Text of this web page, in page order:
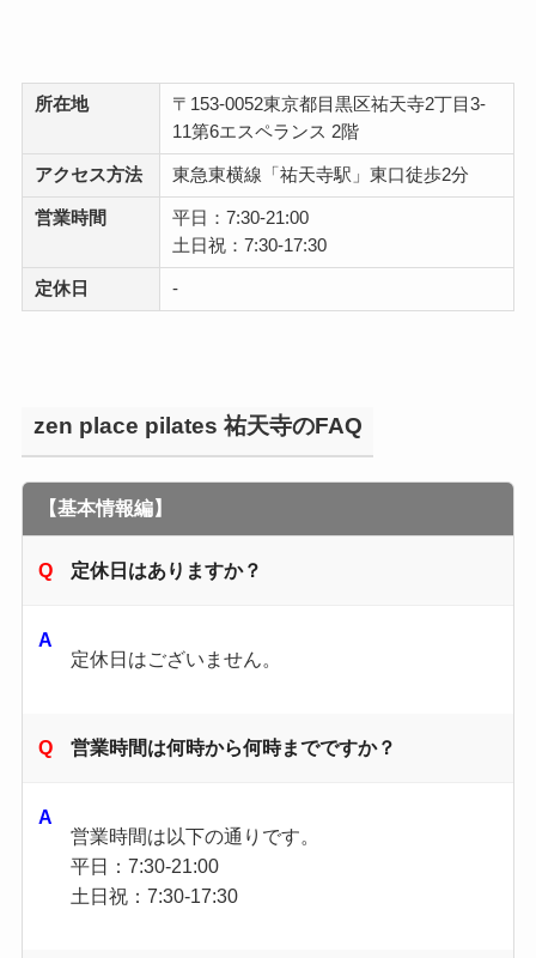
所在地
〒153-0052東京都目黒区祐天寺2丁目3-
11第6エスペランス 2階
アクセス方法 東急東横線「祐天寺駅」東口徒歩2分
営業時間
平日：7:30-21:00
土日祝：7:30-17:30
定休日 -
zen place pilates 祐天寺のFAQ
【基本情報編】
定休日はありますか？
定休日はございません。
営業時間は何時から何時までですか？
営業時間は以下の通りです。
平日：7:30-21:00
土日祝：7:30-17:30